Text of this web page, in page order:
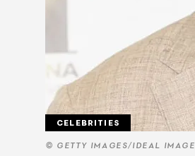
© GETTY IMAGES/IDEAL IMAGE
CELEBRITIES